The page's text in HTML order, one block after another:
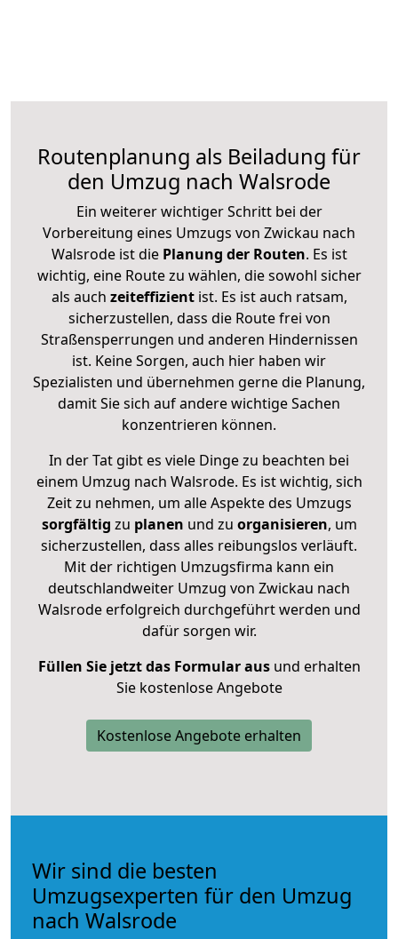
Routenplanung als Beiladung für
den Umzug nach Walsrode
Ein weiterer wichtiger Schritt bei der
Vorbereitung eines Umzugs von Zwickau nach
Walsrode ist diePlanung der Routen. Es ist
wichtig, eine Route zu wählen, die sowohl sicher
als auch zeiteffizientist. Es ist auch ratsam,
sicherzustellen, dass die Route frei von
Straßensperrungen und anderen Hindernissen
ist. Keine Sorgen, auch hier haben wir
Spezialisten und übernehmen gerne die Planung,
damit Sie sich auf andere wichtige Sachen
konzentrieren können.
In der Tat gibt es viele Dinge zu beachten bei
einem Umzug nach Walsrode. Es ist wichtig, sich
Zeit zu nehmen, um alle Aspekte des Umzugs
sorgfältig zu planen und zu organisieren, um
sicherzustellen, dass alles reibungslos verläuft.
Mit der richtigen Umzugsfirma kann ein
deutschlandweiter Umzug von Zwickau nach
Walsrode erfolgreich durchgeführt werden und
dafür sorgen wir.
Füllen Sie jetzt das Formular ausund erhalten
Sie kostenlose Angebote
Kostenlose Angebote erhalten
Wir sind die besten
Umzugsexperten für den Umzug
nach Walsrode